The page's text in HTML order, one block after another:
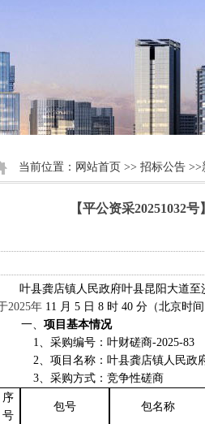
当前位置： 网站首页 >> 招标公告>>
【平公资采20251032
叶县龚店镇人民政府叶县昆阳大道至
2025年11 月 5 日 8 时 40 分（北京时间
一、 项目基本情况
1、采购编号：叶财磋商-2025-83
2、项目名称：叶县龚店镇人民政
3、采购方式：竞争性磋商
序
号
包号 包名称